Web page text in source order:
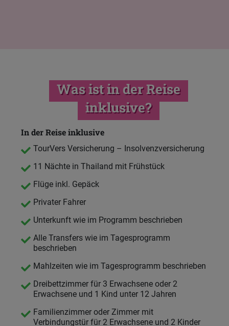
Was ist in der Reise
inklusive?
In der Reise inklusive
TourVers Versicherung – Insolvenzversicherung
11 Nächte in Thailand mit Frühstück
Flüge inkl. Gepäck
Privater Fahrer
Unterkunft wie im Programm beschrieben
Alle Transfers wie im Tagesprogramm
beschrieben
Mahlzeiten wie im Tagesprogramm beschrieben
Dreibettzimmer für 3 Erwachsene oder 2
Erwachsene und 1 Kind unter 12 Jahren
Familienzimmer oder Zimmer mit
Verbindungstür für 2 Erwachsene und 2 Kinder